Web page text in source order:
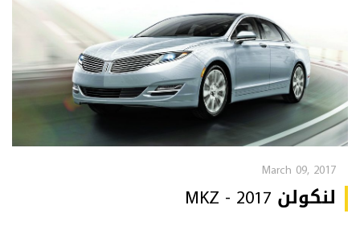
March 09, 2017
لنكولن MKZ - 2017